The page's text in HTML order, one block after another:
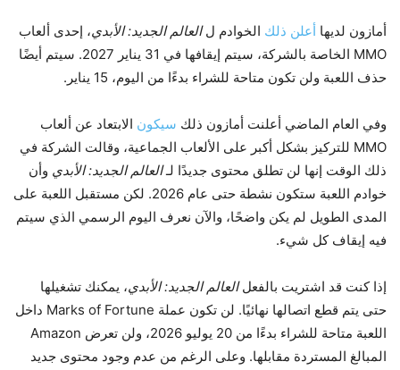
أمازون لديها أعلن ذلك الخوادم لالعالم الجديد: الأبدي، إحدى ألعاب
MMO الخاصة بالشركة، سيتم إيقافها في 31 يناير 2027. سيتم أيضًا
حذف اللعبة ولن تكون متاحة للشراء بدءًا من اليوم، 15 يناير.
وفي العام الماضي أعلنت أمازون ذلك سيكون الابتعاد عن ألعاب
MMO للتركيز بشكل أكبر على الألعاب الجماعية، وقالت الشركة في
ذلك الوقت إنها لن تطلق محتوى جديدًا لـالعالم الجديد: الأبدي وأن
خوادم اللعبة ستكون نشطة حتى عام 2026. لكن مستقبل اللعبة على
المدى الطويل لم يكن واضحًا، والآن نعرف اليوم الرسمي الذي سيتم
فيه إيقاف كل شيء.
إذا كنت قد اشتريت بالفعلالعالم الجديد: الأبدي، يمكنك تشغيلها
حتى يتم قطع اتصالها نهائيًا. لن تكون عملة Marks of Fortune داخل
اللعبة متاحة للشراء بدءًا من 20 يوليو 2026، ولن تعرض Amazon
المبالغ المستردة مقابلها. وعلى الرغم من عدم وجود محتوى جديد